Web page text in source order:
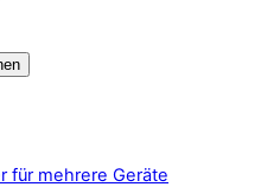
für mehrere Geräte